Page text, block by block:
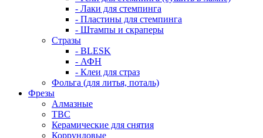
- Лаки для стемпинга
- Пластины для стемпинга
- Штампы и скраперы
Стразы
- BLESK
- АФН
- Клеи для страз
Фольга (для литья, поталь)
Фрезы
Алмазные
ТВС
Керамические для снятия
Коррундовые